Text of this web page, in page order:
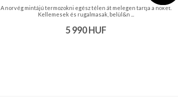
A norvég mintájú termozokni egész télen át melegen tartja a nőket.
Kellemesek és rugalmasak, belül&n ...
5 990HUF